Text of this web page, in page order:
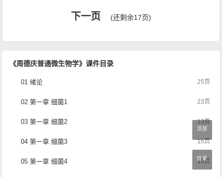
下一页 (还剩余17页)
《周德庆普通微生物学》课件目录
01 绪论 25页
02 第一章 细菌1 23页
03 第一章 细菌2 13页
04 第一章 细菌3 15页
05 第一章 细菌4 15页
顶部
目录